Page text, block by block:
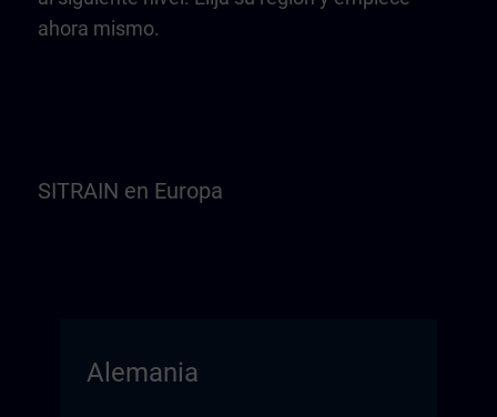
ahora mismo.
SITRAIN en Europa
Alemania